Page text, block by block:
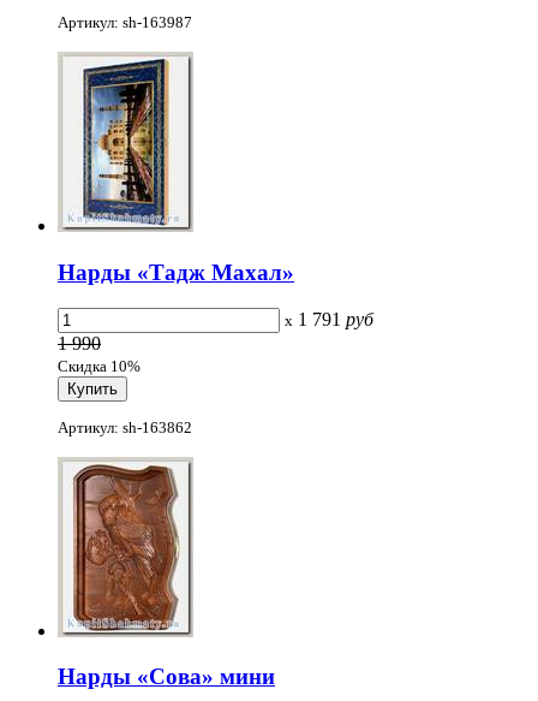
Артикул: sh-163987
Нарды «Тадж Махал»
x 1 791 руб
1 990
Скидка 10%
Артикул: sh-163862
Нарды «Сова» мини